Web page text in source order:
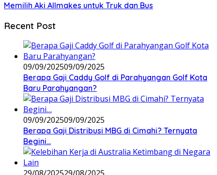
Memilih Aki Allmakes untuk Truk dan Bus
Recent Post
09/09/202509/09/2025
Berapa Gaji Caddy Golf di Parahyangan Golf Kota
Baru Parahyangan?
09/09/202509/09/2025
Berapa Gaji Distribusi MBG di Cimahi? Ternyata
Begini…